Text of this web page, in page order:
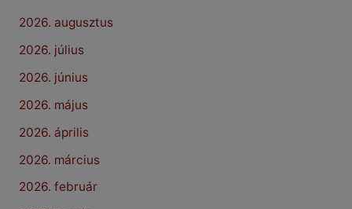
2026. augusztus
2026. július
2026. június
2026. május
2026. április
2026. március
2026. február